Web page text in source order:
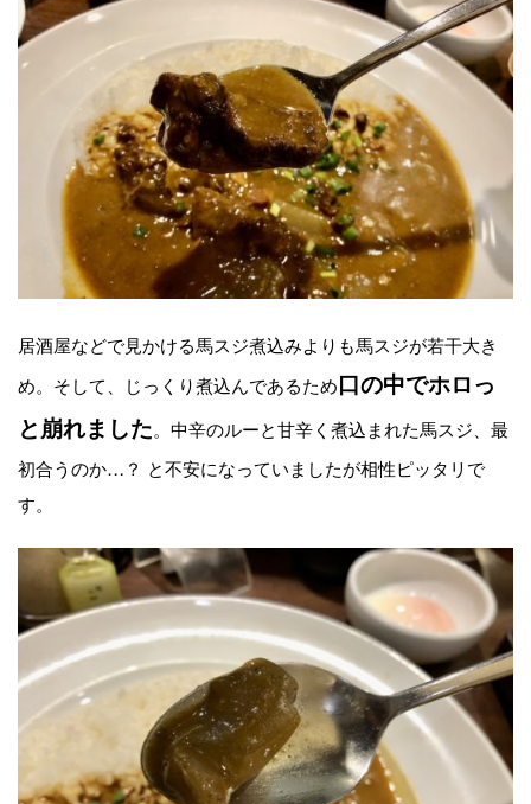
居酒屋などで見かける馬スジ煮込みよりも馬スジが若干大き
め。そして、じっくり煮込んであるため口の中でホロっ
と崩れました。中辛のルーと甘辛く煮込まれた馬スジ、最
初合うのか…？ と不安になっていましたが相性ピッタリで
す。